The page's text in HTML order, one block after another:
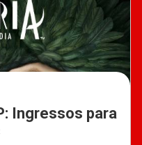
Ingressos para